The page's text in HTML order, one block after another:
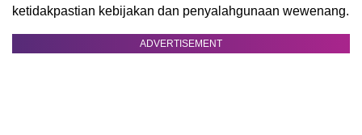
ketidakpastian kebijakan dan penyalahgunaan wewenang.
ADVERTISEMENT